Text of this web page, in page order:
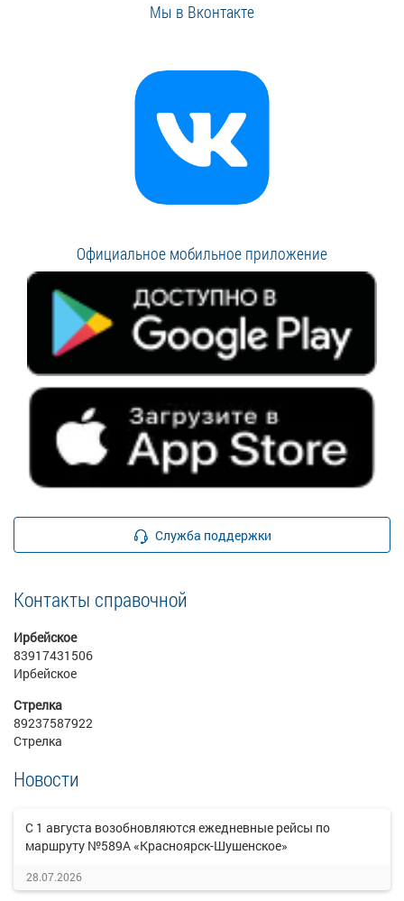
Мы в Вконтакте
Официальное мобильное приложение
Служба поддержки
Контакты справочной
Ирбейское
83917431506
Ирбейское
Стрелка
89237587922
Стрелка
Новости
С 1 августа возобновляются ежедневные рейсы по
маршруту №589А «Красноярск-Шушенское»
28.07.2026